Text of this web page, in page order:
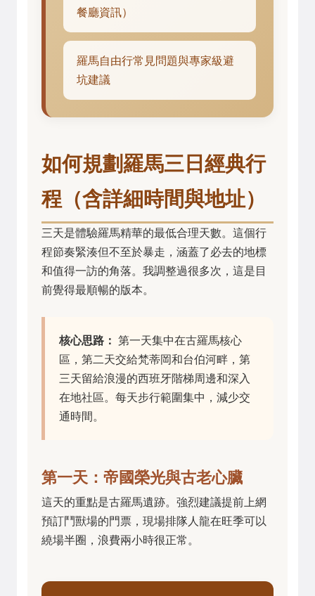
餐廳資訊）
羅馬自由行常見問題與專家級避
坑建議
如何規劃羅馬三日經典行
程（含詳細時間與地址）
三天是體驗羅馬精華的最低合理天數。這個行
程節奏緊湊但不至於暴走，涵蓋了必去的地標
和值得一訪的角落。我調整過很多次，這是目
前覺得最順暢的版本。
核心思路： 第一天集中在古羅馬核心
區，第二天交給梵蒂岡和台伯河畔，第
三天留給浪漫的西班牙階梯周邊和深入
在地社區。每天步行範圍集中，減少交
通時間。
第一天：帝國榮光與古老心臟
這天的重點是古羅馬遺跡。強烈建議提前上網
預訂鬥獸場的門票，現場排隊人龍在旺季可以
繞場半圈，浪費兩小時很正常。